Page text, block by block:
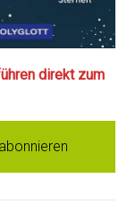
direkt zum